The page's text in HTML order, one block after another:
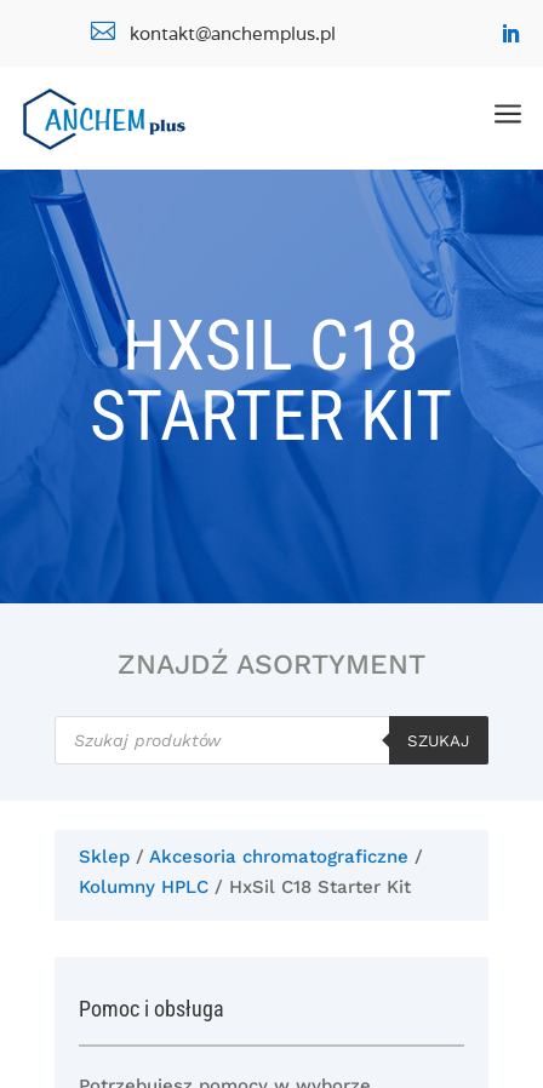
 kontakt@anchemplus.pl
a
HXSIL C18
STARTER KIT
ZNAJDŹ ASORTYMENT
Wyszukiwarka
produktów
SZUKAJ
Sklep/ Akcesoria chromatograficzne /
Kolumny HPLC/ HxSil C18 Starter Kit
Pomoc i obsługa